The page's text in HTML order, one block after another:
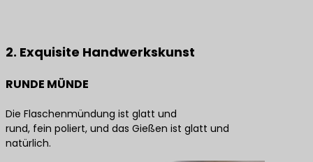
2. Exquisite Handwerkskunst
RUNDE MÜNDE
Die Flaschenmündung ist glatt und
rund, fein poliert, und das Gießen ist glatt und
natürlich.